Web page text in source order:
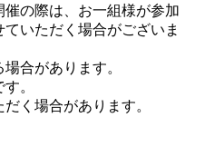
の際は、お一組様が参加
いただく場合がございま
合があります。
。
く場合があります。